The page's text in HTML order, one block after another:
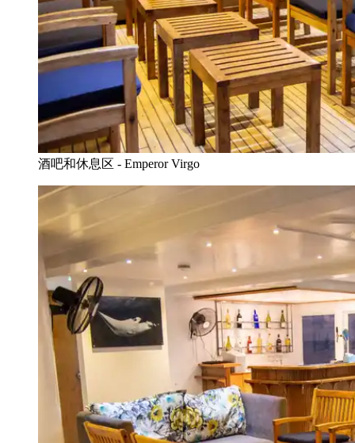
酒吧和休息区 - Emperor Virgo